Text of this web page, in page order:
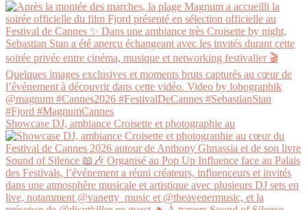
Showcase DJ, ambiance Croisette et photographie au